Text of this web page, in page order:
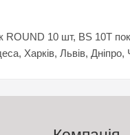
10 шт, BS 10T
Харків, Львів,